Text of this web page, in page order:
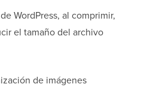
WordPress, al comprimir,
el tamaño del archivo
de imágenes